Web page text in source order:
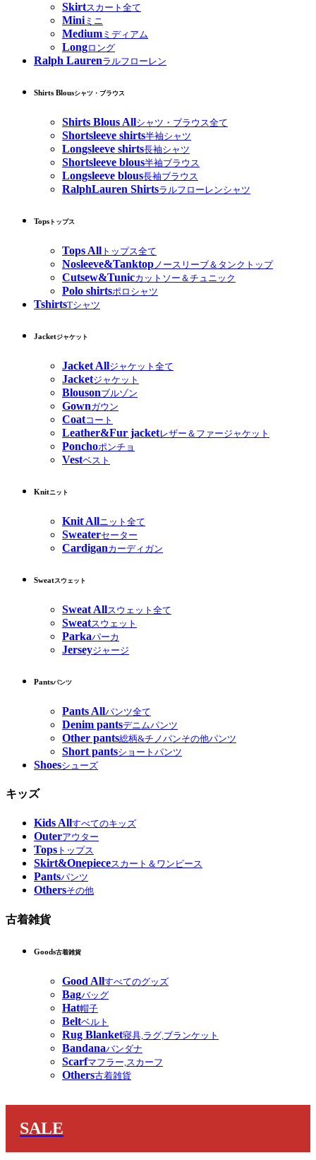
Skirtスカート全て
Miniミニ
Medium ミディアム
Longロング
Ralph Laurenラルフローレン
Shirts Blousシャツ・ブラウス
Shirts Blous Allシャツ・ブラウス全て
Shortsleeve shirts半袖シャツ
Longsleeve shirts長袖シャツ
Shortsleeve blous半袖ブラウス
Longsleeve blous長袖ブラウス
RalphLauren Shirtsラルフローレンシャツ
Tops トップス
Tops All トップス全て
Nosleeve&Tanktop ノースリーブ＆タンクトップ
Cutsew&Tunicカットソー＆チュニック
Polo shirtsポロシャツ
TshirtsTシャツ
Jacketジャケット
Jacket Allジャケット全て
Jacketジャケット
Blousonブルゾン
Gownガウン
Coatコート
Leather&Fur jacketレザー＆ファージャケット
Ponchoポンチョ
Vestベスト
Knitニット
Knit Allニット全て
Sweaterセーター
Cardiganカーディガン
Sweatスウェット
Sweat Allスウェット全て
Sweatスウェット
Parkaパーカ
Jerseyジャージ
Pantsパンツ
Pants Allパンツ全て
Denim pantsデニムパンツ
Other pants総柄&チノパンその他パンツ
Short pantsショートパンツ
Shoesシューズ
キッズ
Kids Allすべてのキッズ
Outerアウター
Tops トップス
Skirt&Onepieceスカート＆ワンピース
Pantsパンツ
Othersその他
古着雑貨
Goods古着雑貨
Good Allすべてのグッズ
Bagバッグ
Hat帽子
Beltベルト
Rug Blanket寝具,ラグ,ブランケット
Bandanaバンダナ
Scarfマフラー,スカーフ
Others古着雑貨
SALE